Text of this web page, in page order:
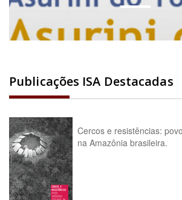
Publicações ISA Destacadas
Cercos e resistências:
na Amazônia brasileira.